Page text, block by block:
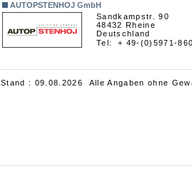
AUTOPSTENHOJ GmbH
Sandkampstr. 90
48432 Rheine
Deutschland
Tel:
+ 49-(0)5971-
Stand : 09.08.2026 Alle Angaben ohne